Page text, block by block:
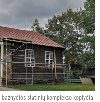
statinių komplekso koplyčia